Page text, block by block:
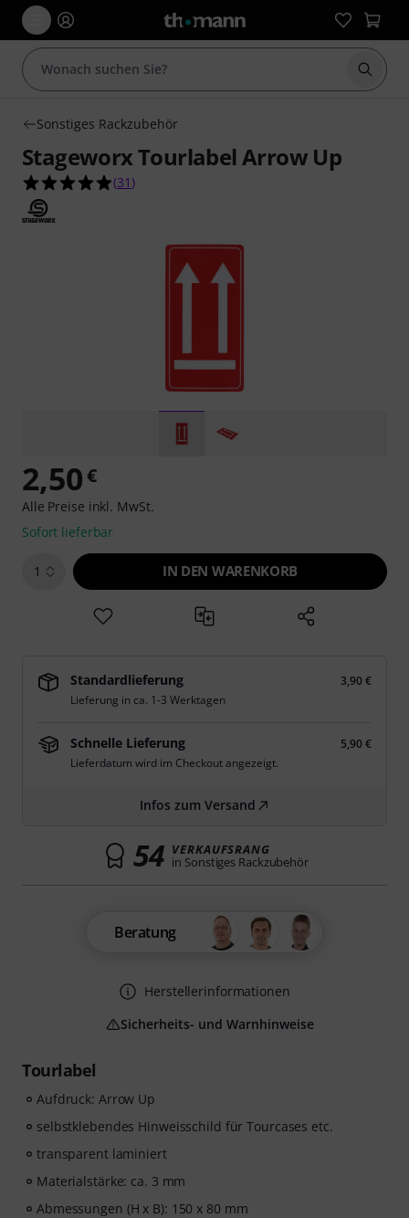
Suche
Sonstiges Rackzubehör
Stageworx Tourlabel Arrow Up
4.9 von 5 Sternen aus 31 Kundenbewertungen
(31 )
Tourlabel
Aufdruck: Arrow Up
selbstklebendes Hinweisschild für Tourcases etc.
transparent laminiert
Materialstärke: ca. 3 mm
Abmessungen (H x B): 150 x 80 mm
2,50€
Alle Preise inkl. MwSt.
Sofort lieferbar
1 IN DEN WARENKORB
Standardlieferung
3,90 €
Lieferung in ca. 1-3 Werktagen
Schnelle Lieferung
5,90 €
Lieferdatum wird im Checkout angezeigt.
Infos zum Versand
54 VERKAUFSRANG
in Sonstiges Rackzubehör
Beratung
Herstellerinformationen
Sicherheits- und Warnhinweise